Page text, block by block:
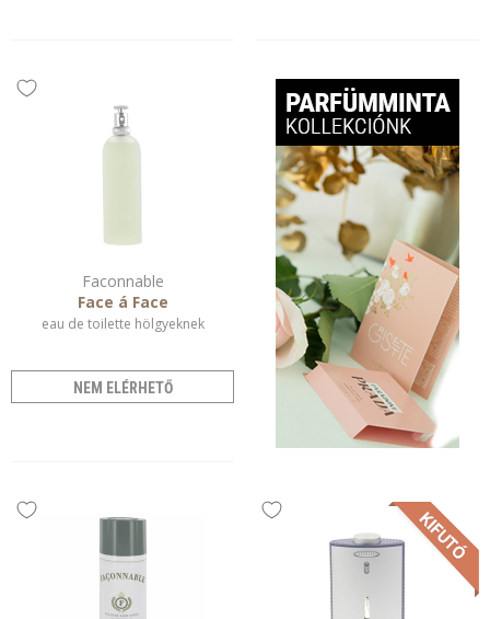
Faconnable
Face á Face
eau de toilette hölgyeknek
NEM ELÉRHETŐ